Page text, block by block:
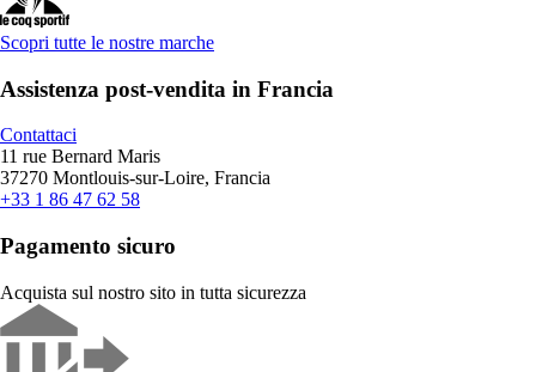
Scopri tutte le nostre marche
Assistenza post-vendita in Francia
Contattaci
11 rue Bernard Maris
37270 Montlouis-sur-Loire, Francia
+33 1 86 47 62 58
Pagamento sicuro
Acquista sul nostro sito in tutta sicurezza